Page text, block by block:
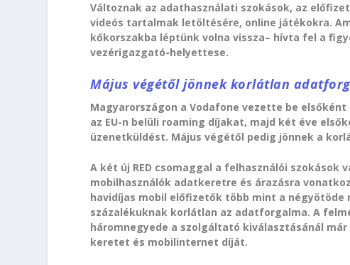
Változnak az adathasználati szokások, az
videós tartalmak letöltésére, online játékokra.
kőkorszakba léptünk volna vissza– hívta fel a
vezérigazgató-helyettese.
Május végétől jönnek korlátlan
Magyarországon a Vodafone vezette be
az EU-n belüli roaming díjakat, majd két éve
üzenetküldést. Május végétől pedig jönnek a
A két új RED csomaggal a felhasználói
mobilhasználók adatkeretre és árazásra
havidíjas mobil előfizetők több mint a
százalékuknak korlátlan az adatforgalma. A
háromnegyede a szolgáltató kiválasztásánál
keretet és mobilinternet díját.